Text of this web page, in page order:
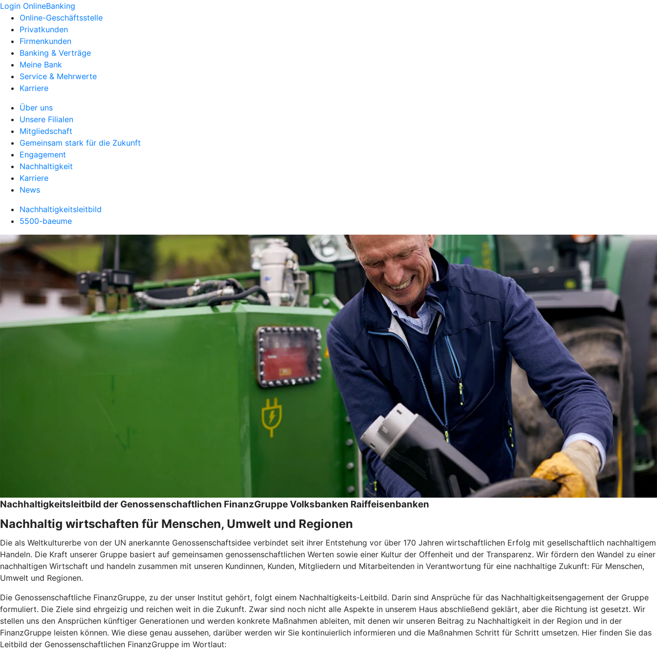
Login OnlineBanking
Online-Geschäftsstelle
Privatkunden
Firmenkunden
Banking & Verträge
Meine Bank
Service & Mehrwerte
Karriere
Über uns
Unsere Filialen
Mitgliedschaft
Gemeinsam stark für die Zukunft
Engagement
Nachhaltigkeit
Karriere
News
Nachhaltigkeitsleitbild
5500-baeume
Nachhaltigkeitsleitbild der Genossenschaftlichen FinanzGruppe Volksbanken Raiffeisenbanken
Nachhaltig wirtschaften für Menschen, Umwelt und Regionen
Die als Weltkulturerbe von der UN anerkannte Genossenschaftsidee verbindet seit ihrer Entstehung vor über 170 Jahren wirtschaftlichen Erfolg mit gesellschaftlich nachhaltigem
Handeln. Die Kraft unserer Gruppe basiert auf gemeinsamen genossenschaftlichen Werten sowie einer Kultur der Offenheit und der Transparenz. Wir fördern den Wandel zu einer
nachhaltigen Wirtschaft und handeln zusammen mit unseren Kundinnen, Kunden, Mitgliedern und Mitarbeitenden in Verantwortung für eine nachhaltige Zukunft: Für Menschen,
Umwelt und Regionen.
Die Genossenschaftliche FinanzGruppe, zu der unser Institut gehört, folgt einem Nachhaltigkeits-Leitbild. Darin sind Ansprüche für das Nachhaltigkeitsengagement der Gruppe
formuliert. Die Ziele sind ehrgeizig und reichen weit in die Zukunft. Zwar sind noch nicht alle Aspekte in unserem Haus abschließend geklärt, aber die Richtung ist gesetzt. Wir
stellen uns den Ansprüchen künftiger Generationen und werden konkrete Maßnahmen ableiten, mit denen wir unseren Beitrag zu Nachhaltigkeit in der Region und in der
FinanzGruppe leisten können. Wie diese genau aussehen, darüber werden wir Sie kontinuierlich informieren und die Maßnahmen Schritt für Schritt umsetzen. Hier finden Sie das
Leitbild der Genossenschaftlichen FinanzGruppe im Wortlaut: